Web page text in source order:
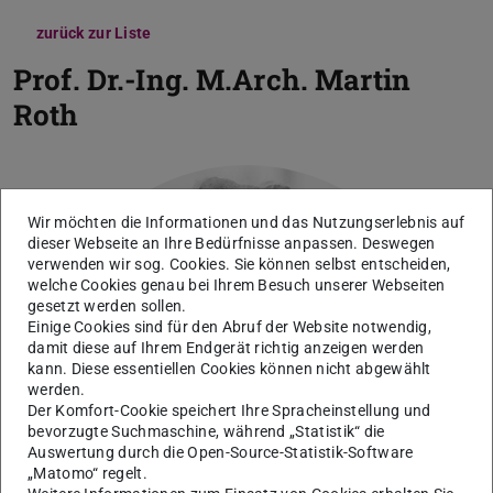
zurück zur Liste
Prof. Dr.-Ing. M.Arch. Martin
Roth
Wir möchten die Informationen und das Nutzungserlebnis auf
dieser Webseite an Ihre Bedürfnisse anpassen. Deswegen
verwenden wir sog. Cookies. Sie können selbst entscheiden,
welche Cookies genau bei Ihrem Besuch unserer Webseiten
gesetzt werden sollen.
Einige Cookies sind für den Abruf der Website notwendig,
damit diese auf Ihrem Endgerät richtig anzeigen werden
kann. Diese essentiellen Cookies können nicht abgewählt
werden.
Der Komfort-Cookie speichert Ihre Spracheinstellung und
bevorzugte Suchmaschine, während „Statistik“ die
Auswertung durch die Open-Source-Statistik-Software
„Matomo“ regelt.